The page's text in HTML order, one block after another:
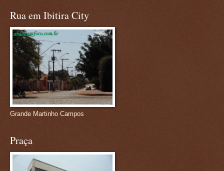
Rua em Ibitira City
Grande Martinho Campos
Praça